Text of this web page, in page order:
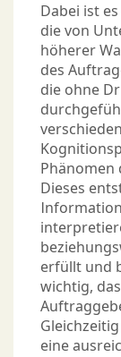
Dabei ist
die von
höherer
des
die ohne
Phänomen
Dieses
erfüllt und
wichtig,
eine